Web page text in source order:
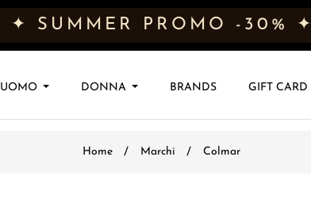
✦ SUMMER PROMO -30% ✦
UOMO DONNA BRANDS GIFT CARD
Home Marchi Colmar